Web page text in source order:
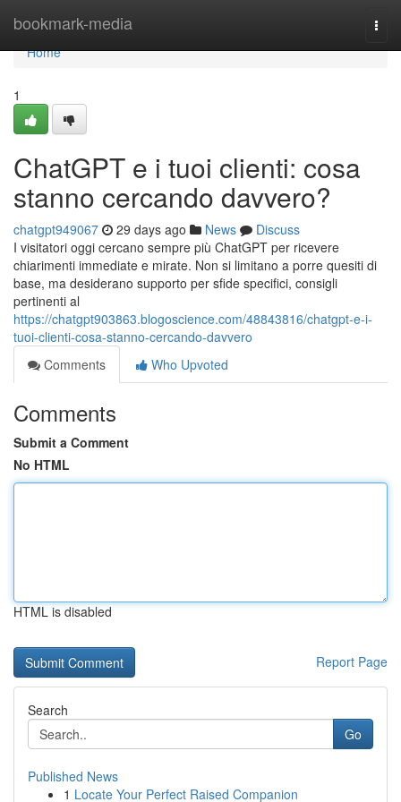
bookmark-media
Home
Home
1
ChatGPT e i tuoi clienti: cosa
stanno cercando davvero?
chatgpt949067 29 days ago News
Discuss
I visitatori oggi cercano sempre più ChatGPT per ricevere
chiarimenti immediate e mirate. Non si limitano a porre quesiti di
base, ma desiderano supporto per sfide specifici, consigli
pertinenti al
https://chatgpt903863.blogoscience.com/48843816/chatgpt-e-i-
tuoi-clienti-cosa-stanno-cercando-davvero
Comments
Who Upvoted
Comments
Submit a Comment
No HTML
HTML is disabled
Report Page
Search
Go
Published News
1 Locate Your Perfect Raised Companion